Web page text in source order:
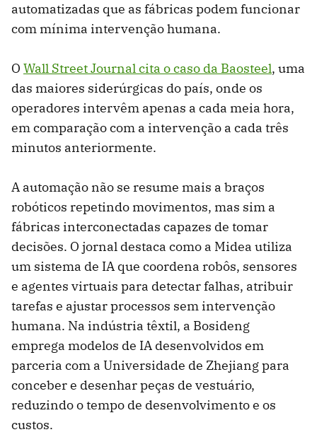
automatizadas que as fábricas podem funcionar
com mínima intervenção humana.
O Wall Street Journal cita o caso da Baosteel, uma
das maiores siderúrgicas do país, onde os
operadores intervêm apenas a cada meia hora,
em comparação com a intervenção a cada três
minutos anteriormente.
A automação não se resume mais a braços
robóticos repetindo movimentos, mas sim a
fábricas interconectadas capazes de tomar
decisões. O jornal destaca como a Midea utiliza
um sistema de IA que coordena robôs, sensores
e agentes virtuais para detectar falhas, atribuir
tarefas e ajustar processos sem intervenção
humana. Na indústria têxtil, a Bosideng
emprega modelos de IA desenvolvidos em
parceria com a Universidade de Zhejiang para
conceber e desenhar peças de vestuário,
reduzindo o tempo de desenvolvimento e os
custos.